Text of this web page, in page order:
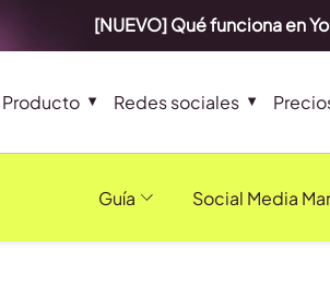
[NUEVO] Qué funciona en
Producto Redes sociales
Guía Social Media